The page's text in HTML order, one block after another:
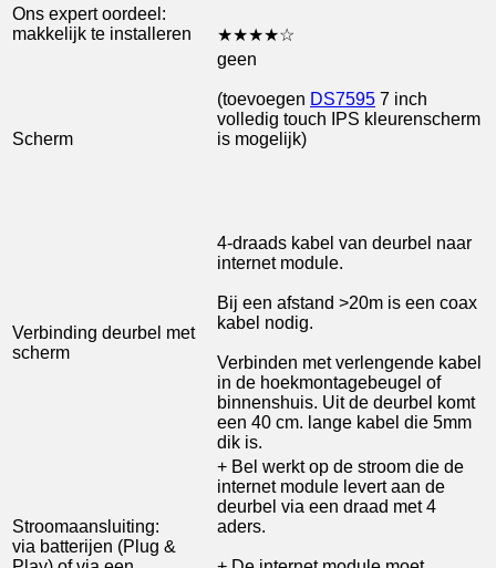
Ons expert oordeel:
makkelijk te installeren
★★★★☆
Scherm
geen
(toevoegen DS7595 7 inch
volledig touch IPS kleurenscherm
is mogelijk)
Verbinding deurbel met
scherm
4-draads kabel van deurbel naar
internet module.
Bij een afstand >20m is een coax
kabel nodig.
Verbinden met verlengende kabel
in de hoekmontagebeugel of
binnenshuis. Uit de deurbel komt
een 40 cm. lange kabel die 5mm
dik is.
Stroomaansluiting:
via batterijen (Plug &
+ Bel werkt op de stroom die de
internet module levert aan de
deurbel via een draad met 4
aders.